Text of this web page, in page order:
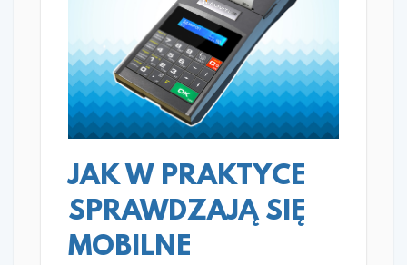
READ MORE
JAK W PRAKTYCE
SPRAWDZAJĄ SIĘ
MOBILNE